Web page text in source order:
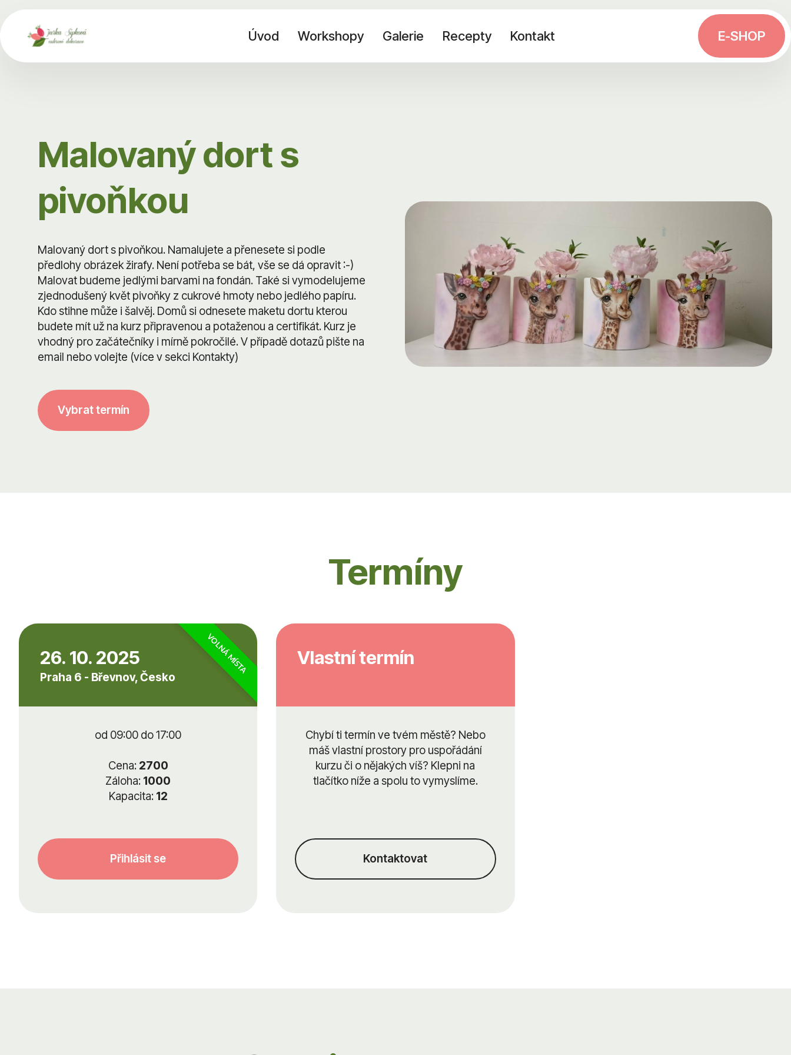
Úvod Workshopy Galerie Recepty Kontakt E-SHOP
Malovaný dort s
pivoňkou
Malovaný dort s pivoňkou. Namalujete a přenesete si podle
předlohy obrázek žirafy. Není potřeba se bát, vše se dá opravit :-)
Malovat budeme jedlými barvami na fondán. Také si vymodelujeme
zjednodušený květ pivoňky z cukrové hmoty nebo jedlého papíru.
Kdo stihne může i šalvěj. Domů si odnesete maketu dortu kterou
budete mít už na kurz připravenou a potaženou a certifikát. Kurz je
vhodný pro začátečníky i mírně pokročilé. V případě dotazů pište na
email nebo volejte (více v sekci Kontakty)
Vybrat termín
Termíny
VOLNÁ MÍSTA
26. 10. 2025
Praha 6 - Břevnov, Česko
od 09:00 do 17:00
Cena: 2700
Záloha: 1000
Kapacita:12
Přihlásit se
Vlastní termín
Chybí ti termín ve tvém městě? Nebo
máš vlastní prostory pro uspořádání
kurzu či o nějakých víš? Klepni na
tlačítko níže a spolu to vymyslíme.
Kontaktovat